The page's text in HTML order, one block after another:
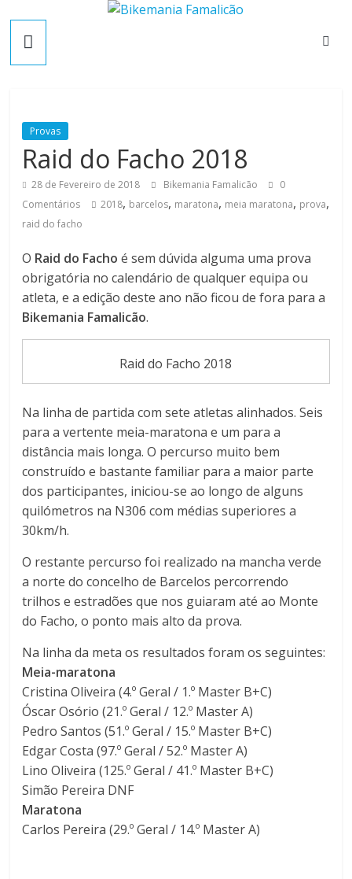
content
B
k
e
m
a
n
a
F
a
m
a
c
ã
o
Provas
Raid do Facho 2018
28 de Fevereiro de 2018 Bikemania Famalicão
0
Comentários
2018, barcelos, maratona, meia maratona, prova,
raid do facho
O Raid do Facho é sem dúvida alguma uma prova
obrigatória no calendário de qualquer equipa ou
atleta, e a edição deste ano não ficou de fora para a
Bikemania Famalicão.
Raid do Facho 2018
Na linha de partida com sete atletas alinhados. Seis
para a vertente meia-maratona e um para a
distância mais longa. O percurso muito bem
construído e bastante familiar para a maior parte
dos participantes, iniciou-se ao longo de alguns
quilómetros na N306 com médias superiores a
30km/h.
O restante percurso foi realizado na mancha verde
a norte do concelho de Barcelos percorrendo
trilhos e estradões que nos guiaram até ao Monte
do Facho, o ponto mais alto da prova.
Na linha da meta os resultados foram os seguintes:
Meia-maratona
Cristina Oliveira (4.º Geral / 1.º Master B+C)
Óscar Osório (21.º Geral / 12.º Master A)
Pedro Santos (51.º Geral / 15.º Master B+C)
Edgar Costa (97.º Geral / 52.º Master A)
Lino Oliveira (125.º Geral / 41.º Master B+C)
Simão Pereira DNF
Maratona
Carlos Pereira (29.º Geral / 14.º Master A)